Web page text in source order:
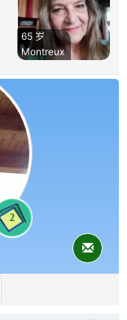
65 岁
Montreux
2